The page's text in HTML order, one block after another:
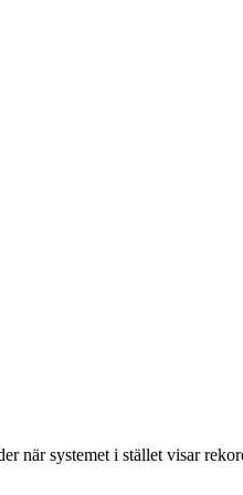
när systemet i stället visar